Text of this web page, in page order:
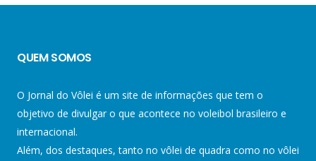
QUEM SOMOS
O Jornal do Vôlei é um site de informações que tem o
objetivo de divulgar o que acontece no voleibol brasileiro e
internacional.
Além, dos destaques, tanto no vôlei de quadra como no vôlei